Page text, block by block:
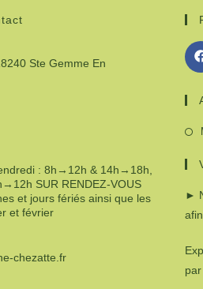
Ste Gemme En
: 8h→12h & 14h→18h,
SUR RENDEZ-VOUS
et jours fériés ainsi que les
et février
chezatte.fr
►